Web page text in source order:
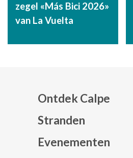
zegel «Más Bici 2026»
van La Vuelta
Ontdek Calpe
Stranden
Evenementen